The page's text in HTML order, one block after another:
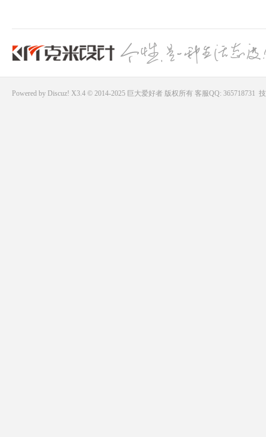
Powered by Discuz! X3.4 © 2014-2025 巨大爱好者版权所有 客服QQ: 365718731